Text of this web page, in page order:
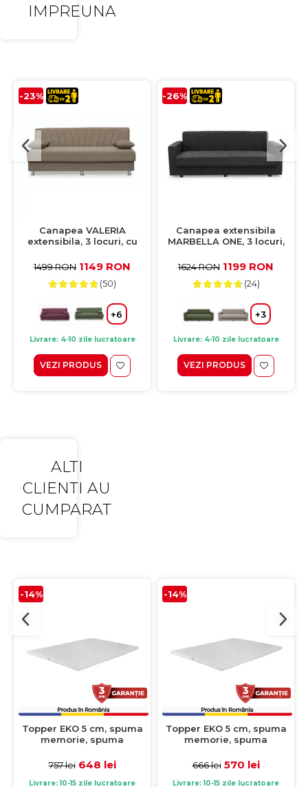
IMPREUNA
-23%
Canapea VALERIA
extensibila, 3 locuri, cu
cappuccino, 190x82x83 cm
1499 RON 1149 RON
(50)
+6
Livrare: 4-10 zile lucratoare
VEZI PRODUS
-26%
Canapea extensibila
MARBELLA ONE, 3 locuri,
depozitare, antracit,
1624 RON 1199 RON
(24)
+3
Livrare: 4-10 zile lucratoare
VEZI PRODUS
ALTI
CLIENTI AU
CUMPARAT
-14%
Topper EKO 5 cm, spuma
memorie, spuma
757 lei 648 lei
Livrare: 10-15 zile lucratoare
-14%
Topper EKO 5 cm, spuma
memorie, spuma
666 lei 570 lei
Livrare: 10-15 zile lucratoare